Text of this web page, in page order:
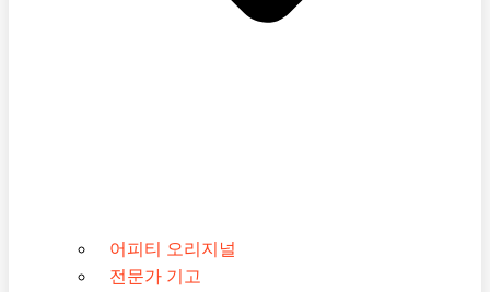
어피티 오리지널
전문가 기고